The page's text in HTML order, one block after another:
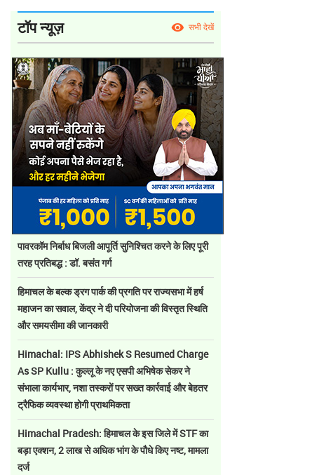
टॉप न्यूज़ सभी देखें
पावरकॉम निर्बाध बिजली आपूर्ति सुनिश्चित करने के लिए पूरी
तरह प्रतिबद्ध : डॉ. बसंत गर्ग
हिमाचल के बल्क ड्रग पार्क की प्रगति पर राज्यसभा में हर्ष
महाजन का सवाल, केंद्र ने दी परियोजना की विस्तृत स्थिति
और समयसीमा की जानकारी
Himachal: IPS Abhishek S Resumed Charge
As SP Kullu : कुल्लू के नए एसपी अभिषेक सेकर ने
संभाला कार्यभार, नशा तस्करों पर सख्त कार्रवाई और बेहतर
ट्रैफिक व्यवस्था होगी प्राथमिकता
Himachal Pradesh: हिमाचल के इस जिले में STF का
बड़ा एक्शन, 2 लाख से अधिक भांग के पौधे किए नष्ट, मामला
दर्ज